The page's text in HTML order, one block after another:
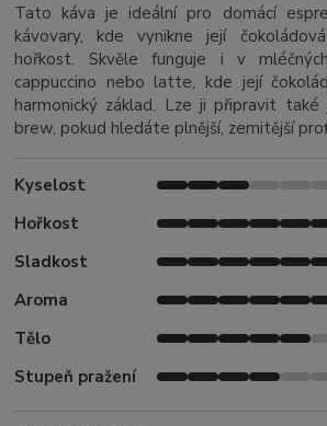
Tato káva je ideální pro domácí
kávovary, kde vynikne její
hořkost. Skvěle funguje i v
cappuccino nebo latte, kde její
harmonický základ. Lze ji připravit
brew, pokud hledáte plnější, zemitější
Kyselost
Hořkost
Sladkost
Aroma
Tělo
Stupeň pražení